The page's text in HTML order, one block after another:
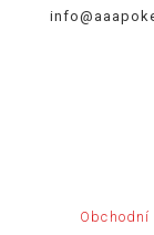
Obchodní